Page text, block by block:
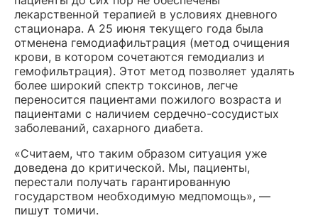
лекарственной терапией в условиях дневного
стационара. А 25 июня текущего года была
отменена гемодиафильтрация (метод очищения
крови, в котором сочетаются гемодиализ и
гемофильтрация). Этот метод позволяет удалять
более широкий спектр токсинов, легче
переносится пациентами пожилого возраста и
пациентами с наличием сердечно-сосудистых
заболеваний, сахарного диабета.
«Считаем, что таким образом ситуация уже
доведена до критической. Мы, пациенты,
перестали получать гарантированную
государством необходимую медпомощь», —
пишут томичи.